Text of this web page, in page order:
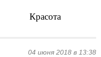
Красота
04 июня 2018 в 13:38